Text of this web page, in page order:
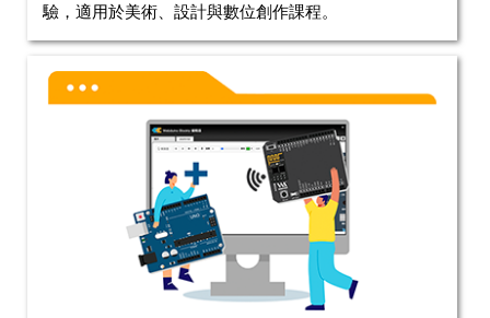
驗，適用於美術、設計與數位創作課程。